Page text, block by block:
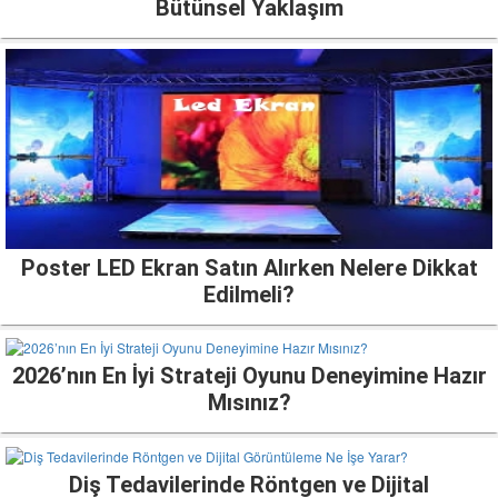
Bütünsel Yaklaşım
Poster LED Ekran Satın Alırken Nelere Dikkat
Edilmeli?
2026’nın En İyi Strateji Oyunu Deneyimine Hazır
Mısınız?
Diş Tedavilerinde Röntgen ve Dijital